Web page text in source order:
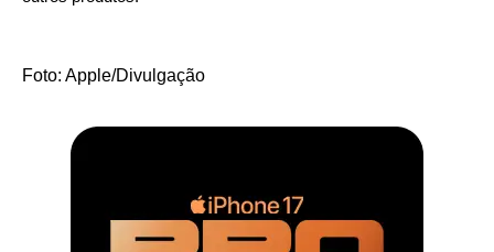
Foto: Apple/Divulgação